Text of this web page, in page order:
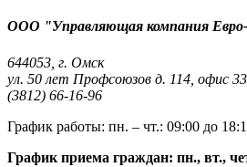
ООО "Управляющая компания
644053, г. Омск
ул. 50 лет Профсоюзов д. 114, офис 33
(3812) 66-16-96
График работы: пн. – чт.: 09:00 до
График приема граждан: пн., вт.,